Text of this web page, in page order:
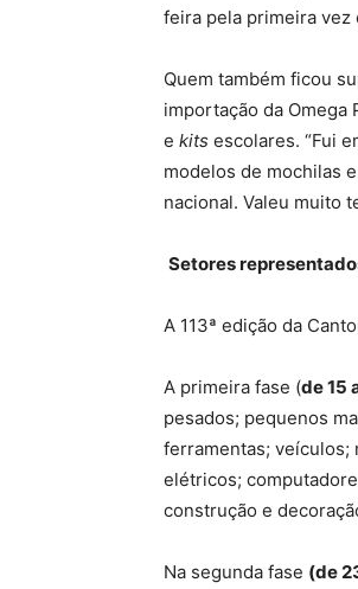
feira pela primeira vez
Quem também ficou
importação da Omega
e kits escolares. “Fui
modelos de mochilas
nacional. Valeu muito
Setores
A 113ª edição da
A primeira fase (de 15
pesados; pequenos
ferramentas; veículos;
elétricos;
construção e
Na segunda fase (de